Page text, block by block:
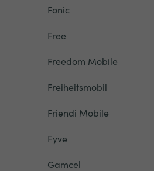
Fonic
Free
Freedom Mobile
Freiheitsmobil
Friendi Mobile
Fyve
Gamcel